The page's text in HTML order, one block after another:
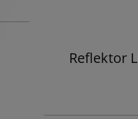
Reflektor